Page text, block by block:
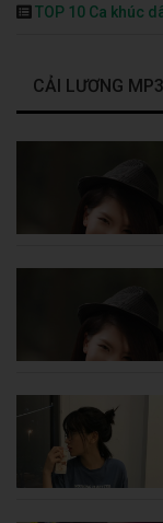
TOP 10 Ca khúc
CẢI LƯƠNG